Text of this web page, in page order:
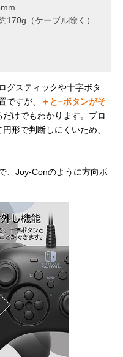
170g（ケーブル除く）
グスティックや十字ボタ
ですが、
＋と−ボタンがそ
けでもわかります。プロ
形で判断しにくいため、
、Joy-Conのように方向ボ